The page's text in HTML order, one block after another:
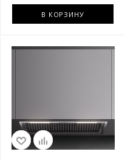
В КОРЗИНУ